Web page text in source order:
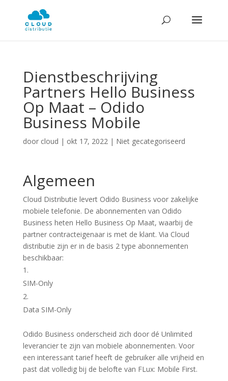
Dienstbeschrijving
Partners Hello Business
Op Maat – Odido
Business Mobile
door cloud | okt 17, 2022| Niet gecategoriseerd
Algemeen
Cloud Distributie levert Odido Business voor zakelijke
mobiele telefonie. De abonnementen van Odido
Business heten Hello Business Op Maat, waarbij de
partner contracteigenaar is met de klant. Via Cloud
distributie zijn er in de basis 2 type abonnementen
beschikbaar:
SIM-Only
Data SIM-Only
Odido Business onderscheid zich door dé Unlimited
leverancier te zijn van mobiele abonnementen. Voor
een interessant tarief heeft de gebruiker alle vrijheid en
past dat volledig bij de belofte van FLux: Mobile First.